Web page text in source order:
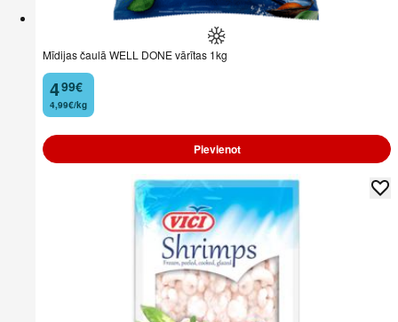
Mīdijas čaulā WELL DONE vārītas 1kg
4
. 99€
4,99€/kg
Pievienot